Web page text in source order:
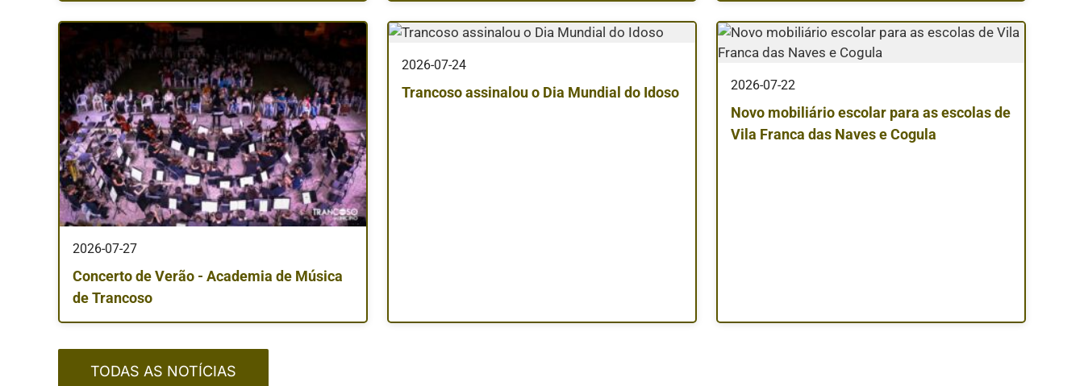
2026-07-27
Concerto de Verão - Academia de Música
de Trancoso
2026-07-24
Trancoso assinalou o Dia Mundial do Idoso 2026-07-22
Novo mobiliário escolar para as escolas de
Vila Franca das Naves e Cogula
TODAS AS NOTÍCIAS